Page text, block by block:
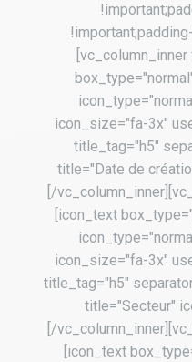
icon_size="fa-3x"
title_tag="h5"
title="Date de
[/
[icon_text
icon_size="fa-3x"
title_tag="h5"
title="Secteur"
[/
[icon_text